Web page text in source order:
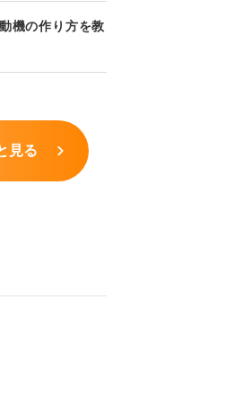
機の作り方を教
見る